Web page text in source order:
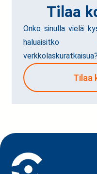
Tilaa
Onko sinulla vielä
haluaisitko
Tilaa